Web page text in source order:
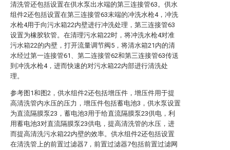
清洗管还包括设置在供水泵出水端的第三连接管63。供水
组件2还包括设置在第三连接管63末端的冲洗水枪4，冲洗
水枪4用于向污水箱22内壁进行冲洗处理，第三连接管63
设置为橡胶软管。在清理污水箱22时，将冲洗水枪4对准
污水箱22的内壁，打开流量调节阀5，将清水箱21内的清
水经过第一连接管61、第二连接管62和第三连接管63传送
到冲洗水枪4，进而快速的对污水箱22内部进行清洗处
理。
参考图1和图2，供水组件2还包括增压件，增压件用于提
高清洗管内水压的压力，增压件包括蓄电池3，供水泵设置
为直流隔膜泵23，蓄电池3用于给直流隔膜泵23供电，利
用蓄电池3对直流隔膜泵23供电，提高清洗管的水压，进
而提高清洗污水箱22内壁的效率。供水组件2还包括设置
在清洗管上的前置过滤器7，前置过滤器7包括前置过滤网